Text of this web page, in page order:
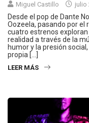
Miguel Castillo julio
Desde el pop de Dante
Oozeela, pasando por el
cuatro estrenos
realidad a través de la
humor y la presión
propia […]
LEER MÁS